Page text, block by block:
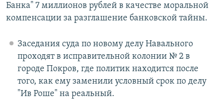
Банка" 7 миллионов рублей в качестве моральной
компенсации за разглашение банковской тайны.
Заседания суда по новому делу Навального
проходят в исправительной колонии № 2 в
городе Покров, где политик находится после
того, как ему заменили условный срок по делу
"Ив Роше" на реальный.